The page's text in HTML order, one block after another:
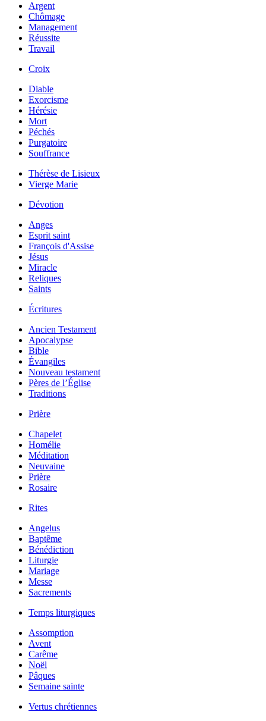
Argent
Chômage
Management
Réussite
Travail
Croix
Diable
Exorcisme
Hérésie
Mort
Péchés
Purgatoire
Souffrance
Thérèse de Lisieux
Vierge Marie
Dévotion
Anges
Esprit saint
François d'Assise
Jésus
Miracle
Reliques
Saints
Écritures
Ancien Testament
Apocalypse
Bible
Évangiles
Nouveau testament
Pères de l’Église
Traditions
Prière
Chapelet
Homélie
Méditation
Neuvaine
Prière
Rosaire
Rites
Angelus
Baptême
Bénédiction
Liturgie
Mariage
Messe
Sacrements
Temps liturgiques
Assomption
Avent
Carême
Noël
Pâques
Semaine sainte
Vertus chrétiennes